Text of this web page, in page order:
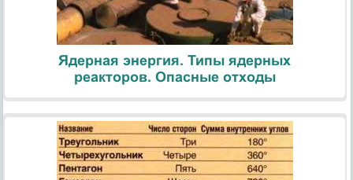
Ядерная энергия. Типы ядерных
реакторов. Опасные отходы